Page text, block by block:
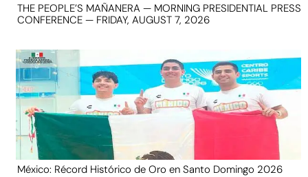
THE PEOPLE’S MAÑANERA — MORNING PRESIDENTIAL PRESS
CONFERENCE — FRIDAY, AUGUST 7, 2026
México: Récord Histórico de Oro en Santo Domingo 2026